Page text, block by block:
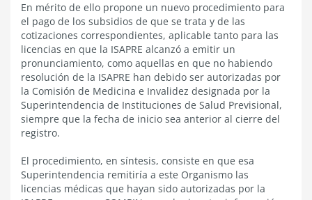
En mérito de ello propone un nuevo procedimiento para
el pago de los subsidios de que se trata y de las
cotizaciones correspondientes, aplicable tanto para las
licencias en que la ISAPRE alcanzó a emitir un
pronunciamiento, como aquellas en que no habiendo
resolución de la ISAPRE han debido ser autorizadas por
la Comisión de Medicina e Invalidez designada por la
Superintendencia de Instituciones de Salud Previsional,
siempre que la fecha de inicio sea anterior al cierre del
registro.
El procedimiento, en síntesis, consiste en que esa
Superintendencia remitiría a este Organismo las
licencias médicas que hayan sido autorizadas por la